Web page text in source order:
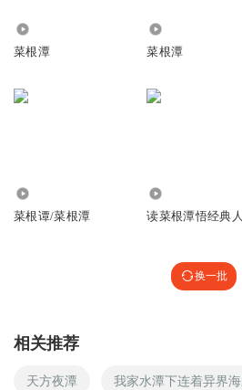
菜根潭 菜根潭
菜根谭/菜根潭 读菜根潭悟经典
换一批
相关推荐
天方夜潭 我家水潭下连着异界